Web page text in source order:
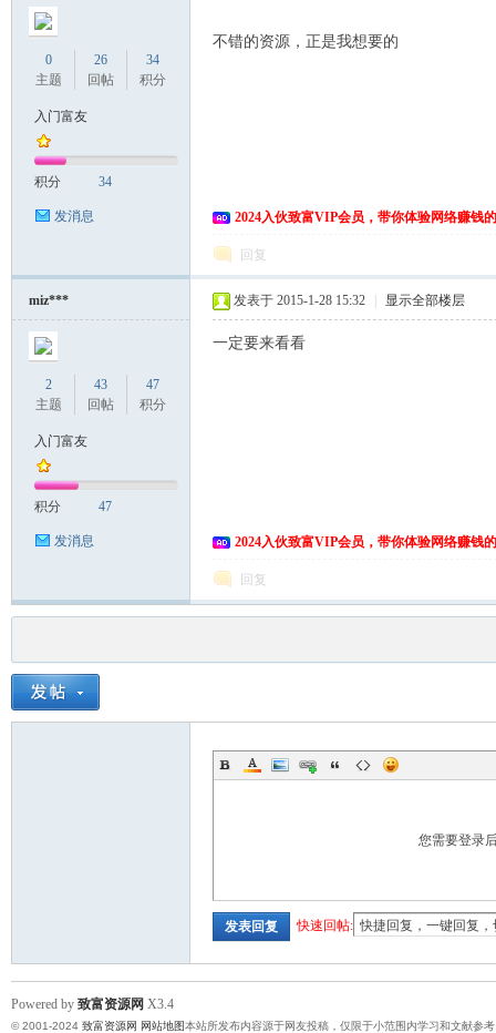
0
主题
26
回帖
34
积分
入门富友
积分 34
发消息
不错的资源，正是我想要的
2024入伙致富VIP会员，带你体验网络赚钱
回复
miz***
2
主题
43
回帖
47
积分
入门富友
积分 47
发消息
发表于 2015-1-28 15:32 显示全部楼层
一定要来看看
2024入伙致富VIP会员，带你体验网络赚钱
回复
您需要登录
发表回复 快速回帖:
Powered by 致富资源网 X3.4
© 2001-2024 致富资源网 网站地图本站所发布内容源于网友投稿，仅限于小范围内学习和文献参